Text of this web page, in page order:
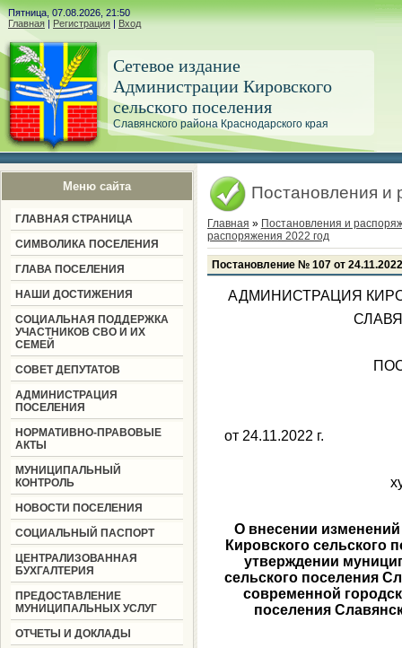
Пятница, 07.08.2026, 21:50
Главная | Регистрация | Вход
Сетевое издание
Администрации Кировского
сельского поселения
Славянского района Краснодарского края
Меню сайта
ГЛАВНАЯ СТРАНИЦА
СИМВОЛИКА ПОСЕЛЕНИЯ
ГЛАВА ПОСЕЛЕНИЯ
НАШИ ДОСТИЖЕНИЯ
СОЦИАЛЬНАЯ ПОДДЕРЖКА
УЧАСТНИКОВ СВО И ИХ
СЕМЕЙ
СОВЕТ ДЕПУТАТОВ
АДМИНИСТРАЦИЯ
ПОСЕЛЕНИЯ
НОРМАТИВНО-ПРАВОВЫЕ
АКТЫ
МУНИЦИПАЛЬНЫЙ
КОНТРОЛЬ
НОВОСТИ ПОСЕЛЕНИЯ
СОЦИАЛЬНЫЙ ПАСПОРТ
ЦЕНТРАЛИЗОВАННАЯ
БУХГАЛТЕРИЯ
ПРЕДОСТАВЛЕНИЕ
МУНИЦИПАЛЬНЫХ УСЛУГ
ОТЧЕТЫ И ДОКЛАДЫ
Постановления и
Главная » Постановления и
распоряжения 2022 год
Постановление № 107 от 24.11.2022
АДМИНИСТРАЦИЯ
от
О внесении
Кировского сельского
утверждении
сельского поселения
современной
поселения